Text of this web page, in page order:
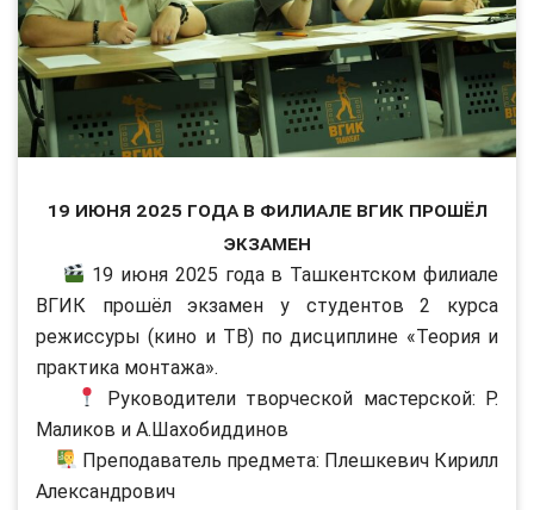
19 июня 2025 года в филиале ВГИК прошёл
экзамен
19 июня 2025 года в Ташкентском филиале
ВГИК прошёл экзамен у студентов 2 курса
режиссуры (кино и ТВ) по дисциплине «Теория и
практика монтажа».
Руководители творческой мастерской: Р.
Маликов и А.Шахобиддинов
Преподаватель предмета: Плешкевич Кирилл
Александрович